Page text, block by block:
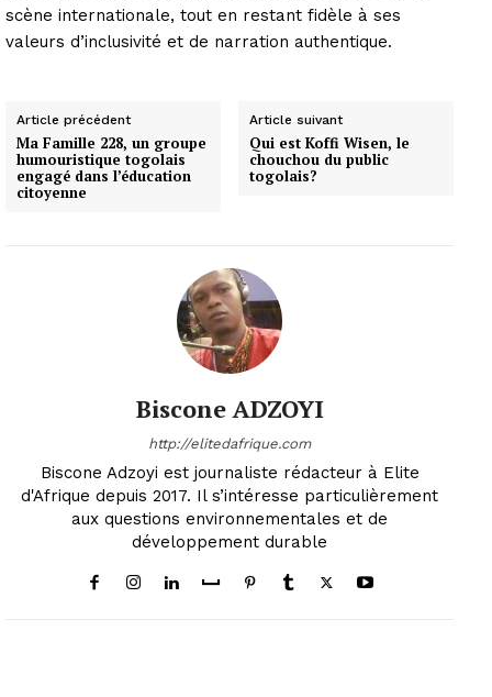
scène internationale, tout en restant fidèle à ses
valeurs d’inclusivité et de narration authentique.
Article précédent
Ma Famille 228, un groupe
humouristique togolais
engagé dans l’éducation
citoyenne
Article suivant
Qui est Koffi Wisen, le
chouchou du public
togolais?
Biscone ADZOYI
http://elitedafrique.com
Biscone Adzoyi est journaliste rédacteur à Elite
d'Afrique depuis 2017. Il s’intéresse particulièrement
aux questions environnementales et de
développement durable